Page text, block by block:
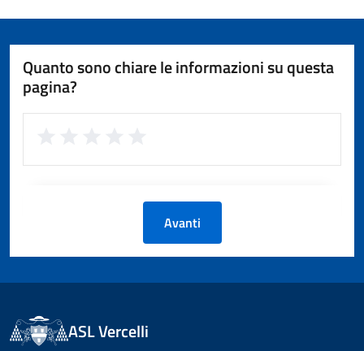
Quanto sono chiare le informazioni su questa
pagina?
Avanti
ASL Vercelli